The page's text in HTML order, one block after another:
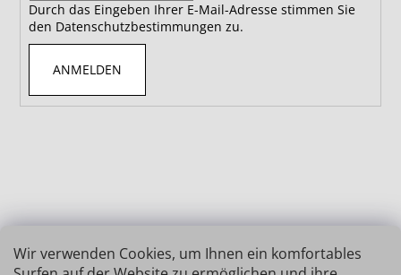
Wir verwenden Cookies, um Ihnen ein komfortables
Durch das Eingeben Ihrer E-Mail-Adresse stimmen Sie
den Datenschutzbestimmungen zu.
ANMELDEN